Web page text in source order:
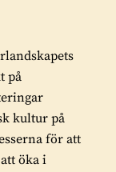
på
kultur på
för att
öka i